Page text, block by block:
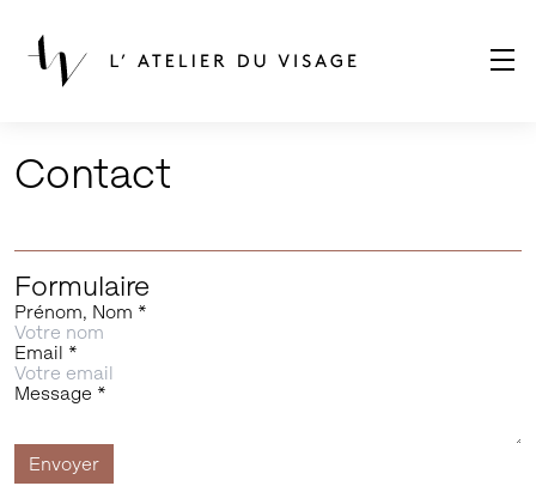
Contact
Formulaire
Prénom, Nom *
Email *
Message *